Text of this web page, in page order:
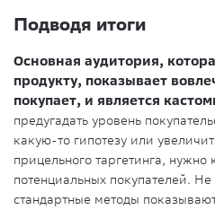
Подводя итоги
Основная аудитория,
продукту, показывает
покупает, и является
предугадать уровень
какую-то гипотезу или
прицельного таргетинга, нужно
потенциальных покупателей.
стандартные методы